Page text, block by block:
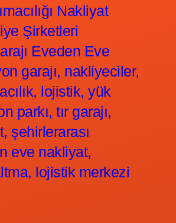
Nakliyat
Şirketleri
Eveden Eve
garajı, nakliyeciler,
lojistik, yük
parkı, tır garajı,
şehirlerarası
eve nakliyat,
lojistik merkezi